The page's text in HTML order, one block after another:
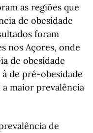
as regiões que
de obesidade
foram
nos Açores, onde
de obesidade
de pré-obesidade
a maior prevalência
de